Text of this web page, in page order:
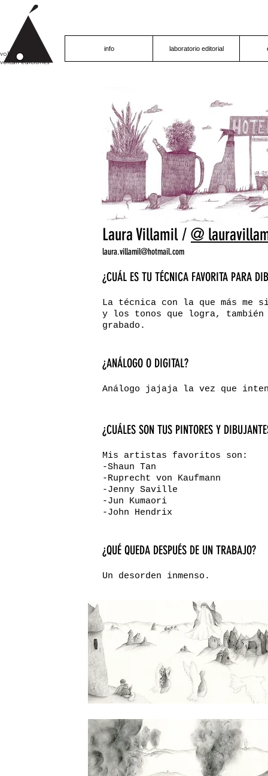
info laboratorio editorial
Laura Villamil / @
¿CUÁL ES TU TÉCNICA FAVORITA PARA
La técnica con la que más me
y los tonos que logra,
grabado.
¿ANÁLOGO O DIGITAL?
Análogo jajaja la vez que
¿CUÁLES SON TUS PINTORES Y
Mis artistas favoritos son:
-Shaun Tan
-Ruprecht von Kaufmann
-Jenny Saville
-Jun Kumaori
-John Hendrix
¿QUÉ QUEDA DESPUÉS DE UN TRABAJO?
Un desorden inmenso.
laura.villamil@hotmail.com
volcán proyecto
volcán ediciones